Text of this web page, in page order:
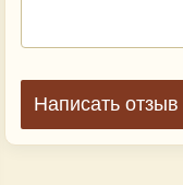
Написать отзыв